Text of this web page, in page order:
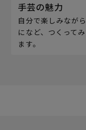
手芸の魅力
自分で楽しみなが
になど、つくって
ます。